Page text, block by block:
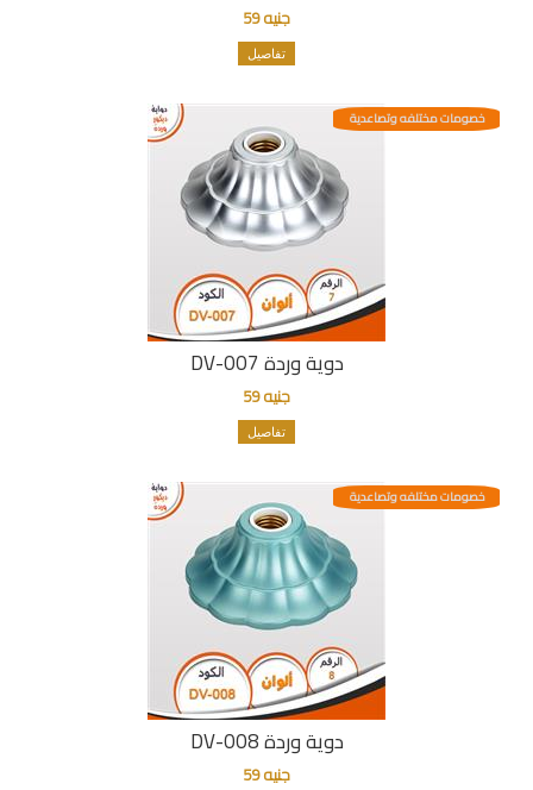
جنيه 59
تفاصيل
دوية وردة DV-007
خصومات مختلفه وتصاعدية
جنيه 59
تفاصيل
دوية وردة DV-008
خصومات مختلفه وتصاعدية
جنيه 59